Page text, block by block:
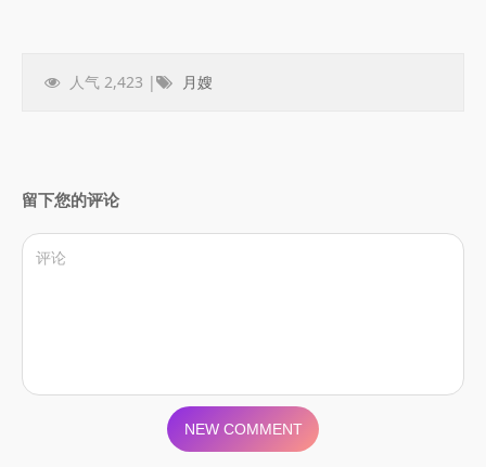
人气 2,423 | 月嫂
留下您的评论